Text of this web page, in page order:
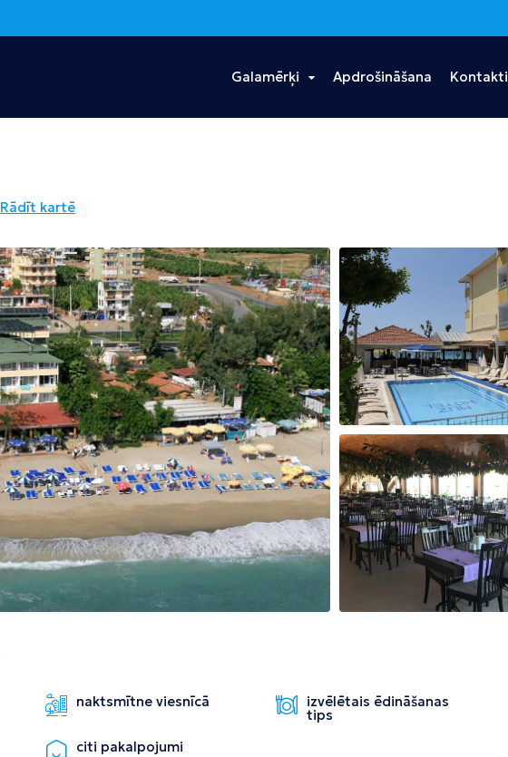
Galamērķi
Grankanārija
Kipra
Larnaka
Dominikānas
Republika
Punta Kana
Vjetnama
Hošimina
Tanzānija
Zanzibāra
Tunisija
Enfida
Albānija
Tirāna
Apdrošināšana Kontakti
Rādīt kartē
naktsmītne viesnīcā izvēlētais ēdināšanas
tips
citi pakalpojumi